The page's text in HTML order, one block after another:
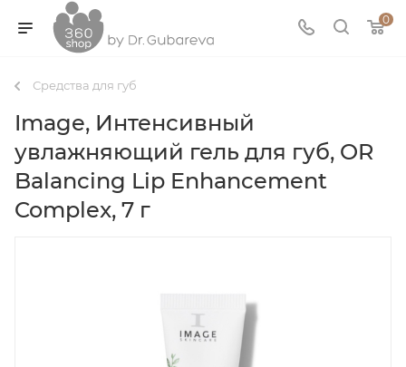
0
Средства для губ
Image, Интенсивный
увлажняющий гель для губ, OR
Balancing Lip Enhancement
Complex, 7 г